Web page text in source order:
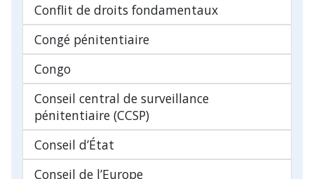
Conflit de droits fondamentaux
Congé pénitentiaire
Congo
Conseil central de surveillance
pénitentiaire (CCSP)
Conseil d’État
Conseil de l’Europe